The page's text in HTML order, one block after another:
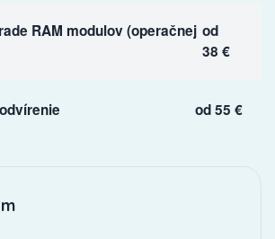
RAM modulov (operačnej od
38 €
od 55 €